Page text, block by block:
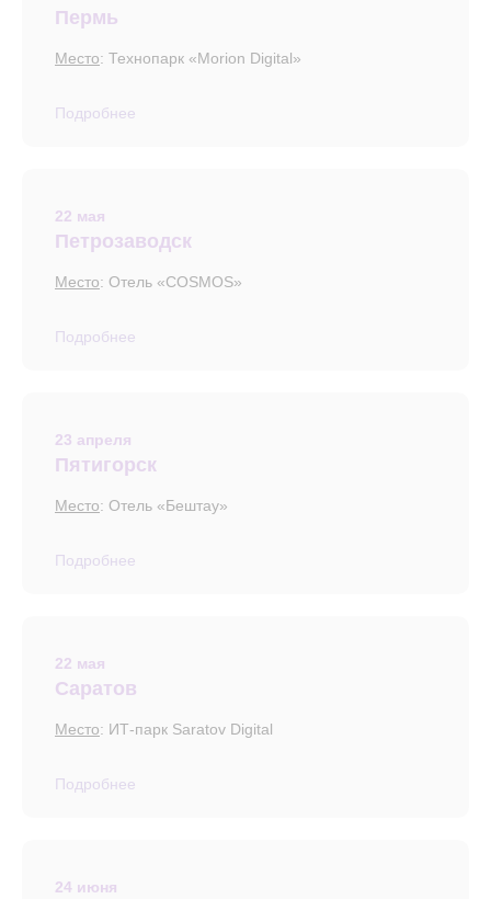
Пермь
Место: Технопарк «Morion Digital»
Подробнее
22 мая
Петрозаводск
Место: Отель «COSMOS»
Подробнее
23 апреля
Пятигорск
Место: Отель «Бештау»
Подробнее
22 мая
Саратов
Место: ИТ-парк Saratov Digital
Подробнее
24 июня